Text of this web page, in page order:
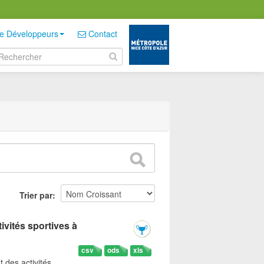
Développeurs Contact
Trier par
sportives à
xls
ods
csv